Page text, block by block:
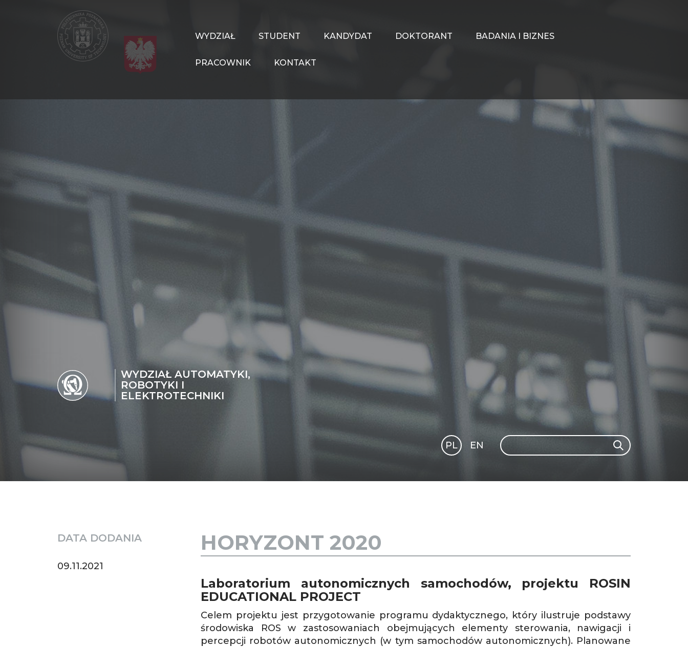
Navigation
WYDZIAŁ STUDENT KANDYDAT DOKTORANT BADANIA I BIZNES
PRACOWNIK KONTAKT
WYDZIAŁ AUTOMATYKI,
ROBOTYKI I
ELEKTROTECHNIKI
Search Search
PL
EN
DATA DODANIA
09.11.2021
HORYZONT 2020
Laboratorium autonomicznych samochodów, projektu ROSIN
EDUCATIONAL PROJECT
Celem projektu jest przygotowanie programu dydaktycznego, który ilustruje podstawy
środowiska ROS w zastosowaniach obejmujących elementy sterowania, nawigacji i
percepcji robotów autonomicznych (w tym samochodów autonomicznych). Planowane